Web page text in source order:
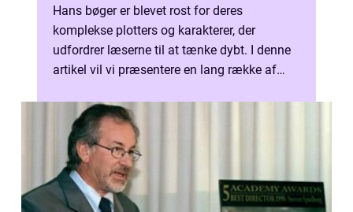
Hans bøger er blevet rost for deres
komplekse plotters og karakterer, der
udfordrer læserne til at tænke dybt. I denne
artikel vil vi præsentere en lang række af